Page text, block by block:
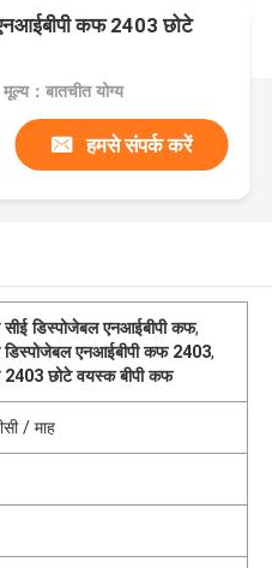
कफ 2403 छोटे
मूल्य：बातचीत योग्य
हमसे संपर्क करें
डिस्पोजेबल एनआईबीपी कफ,
डिस्पोजेबल एनआईबीपी कफ 2403,
2403 छोटे वयस्क बीपी कफ
/ माह